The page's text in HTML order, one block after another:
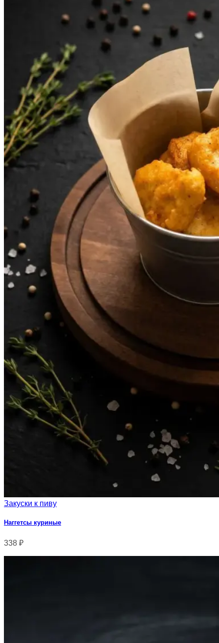
Закуски к пиву
Наггетсы куриные
338 ₽